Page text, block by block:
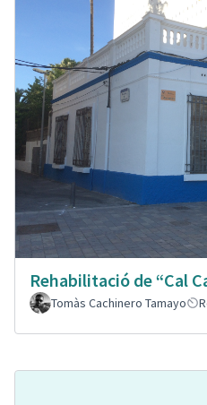
Rehabilitació de “Cal
Tomàs Cachinero Tamayo